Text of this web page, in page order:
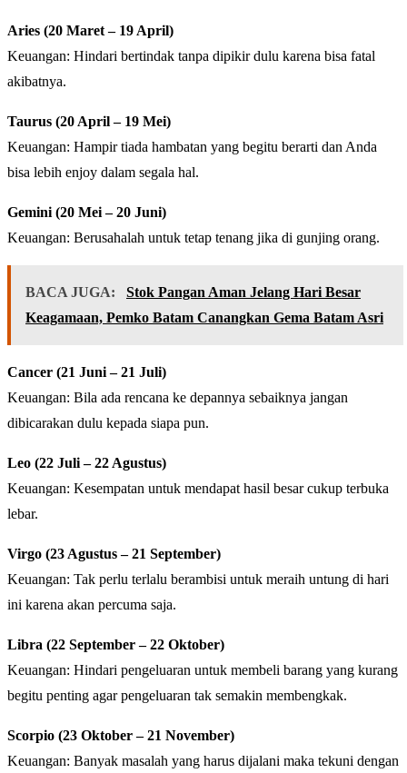
Aries (20 Maret – 19 April)
Keuangan: Hindari bertindak tanpa dipikir dulu karena bisa fatal
akibatnya.
Taurus (20 April – 19 Mei)
Keuangan: Hampir tiada hambatan yang begitu berarti dan Anda
bisa lebih enjoy dalam segala hal.
Gemini (20 Mei – 20 Juni)
Keuangan: Berusahalah untuk tetap tenang jika di gunjing orang.
BACA JUGA:
Stok Pangan Aman Jelang Hari Besar
Keagamaan, Pemko Batam Canangkan Gema Batam Asri
Cancer (21 Juni – 21 Juli)
Keuangan: Bila ada rencana ke depannya sebaiknya jangan
dibicarakan dulu kepada siapa pun.
Leo (22 Juli – 22 Agustus)
Keuangan: Kesempatan untuk mendapat hasil besar cukup terbuka
lebar.
Virgo (23 Agustus – 21 September)
Keuangan: Tak perlu terlalu berambisi untuk meraih untung di hari
ini karena akan percuma saja.
Libra (22 September – 22 Oktober)
Keuangan: Hindari pengeluaran untuk membeli barang yang kurang
begitu penting agar pengeluaran tak semakin membengkak.
Scorpio (23 Oktober – 21 November)
Keuangan: Banyak masalah yang harus dijalani maka tekuni dengan